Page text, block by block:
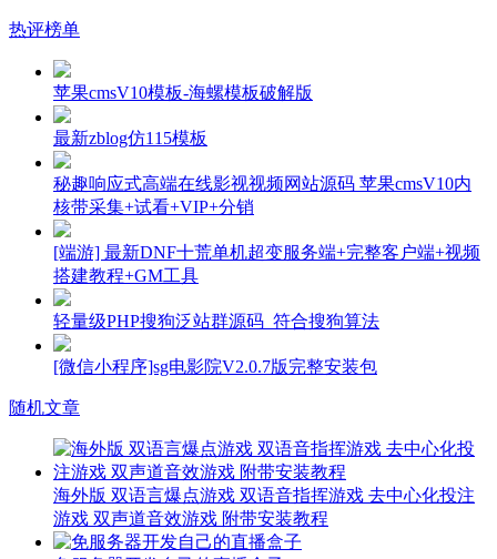
热评榜单
苹果cmsV10模板-海螺模板破解版
最新zblog仿115模板
秘趣响应式高端在线影视视频网站源码 苹果cmsV10内
核带采集+试看+VIP+分销
[端游] 最新DNF十荒单机超变服务端+完整客户端+视频
搭建教程+GM工具
轻量级PHP搜狗泛站群源码_符合搜狗算法
[微信小程序]sg电影院V2.0.7版完整安装包
随机文章
海外版 双语言爆点游戏 双语音指挥游戏 去中心化投注
游戏 双声道音效游戏 附带安装教程